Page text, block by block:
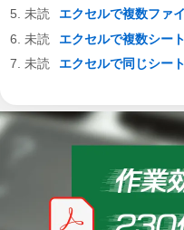
エクセルで複数ファ
エクセルで複数シー
エクセルで同じシー